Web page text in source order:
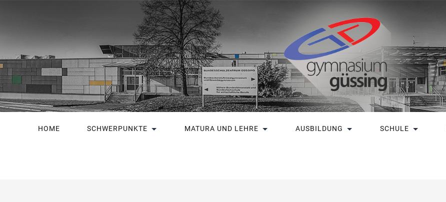
HOME SCHWERPUNKTE MATURA UND LEHRE AUSBILDUNG SCHULE